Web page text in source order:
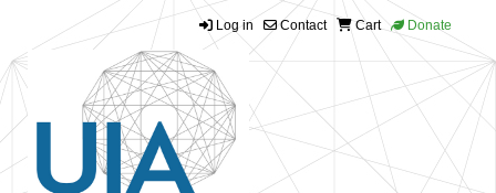
Jump to navigation
Log in Contact Cart Donate